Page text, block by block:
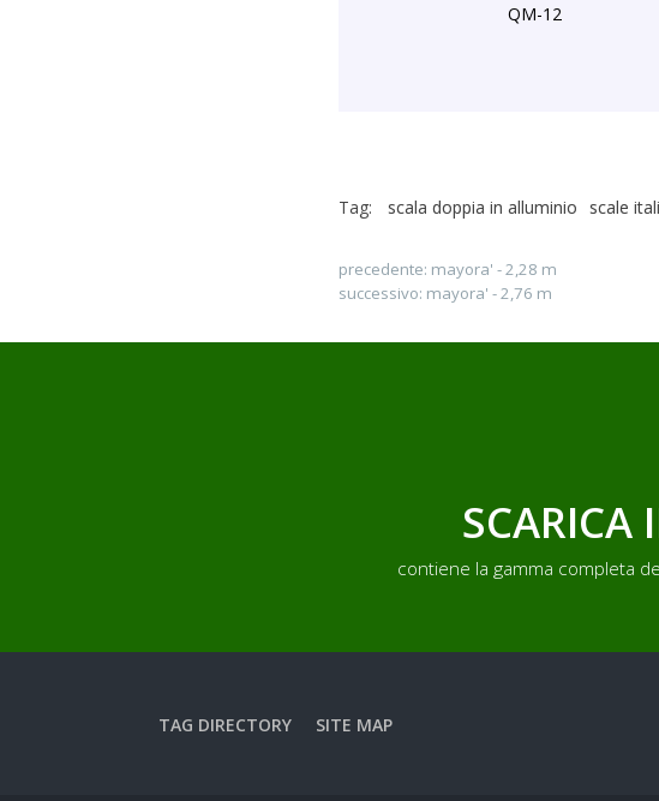
QM-12
Tag: scala doppia in alluminio scale
precedente: mayora' - 2,28 m
successivo: mayora' - 2,76 m
SCARICA
contiene la gamma completa
TAG DIRECTORY SITE MAP